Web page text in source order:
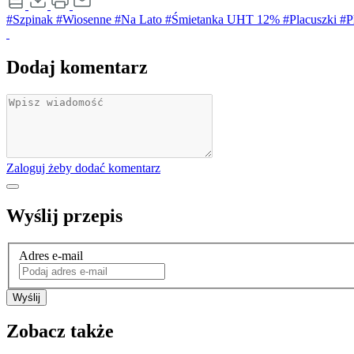
#Szpinak #Wiosenne #Na Lato #Śmietanka UHT 12% #Placuszki
Dodaj komentarz
Zaloguj żeby dodać komentarz
Wyślij przepis
Adres e-mail
Wyślij
Zobacz także